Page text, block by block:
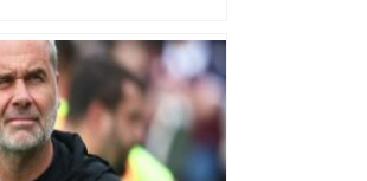
se déclare dans
: une
migrants évacuée –